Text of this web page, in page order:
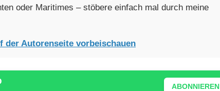
oder Maritimes – stöbere einfach mal durch meine
der Autorenseite vorbeischauen
ABONNIEREN